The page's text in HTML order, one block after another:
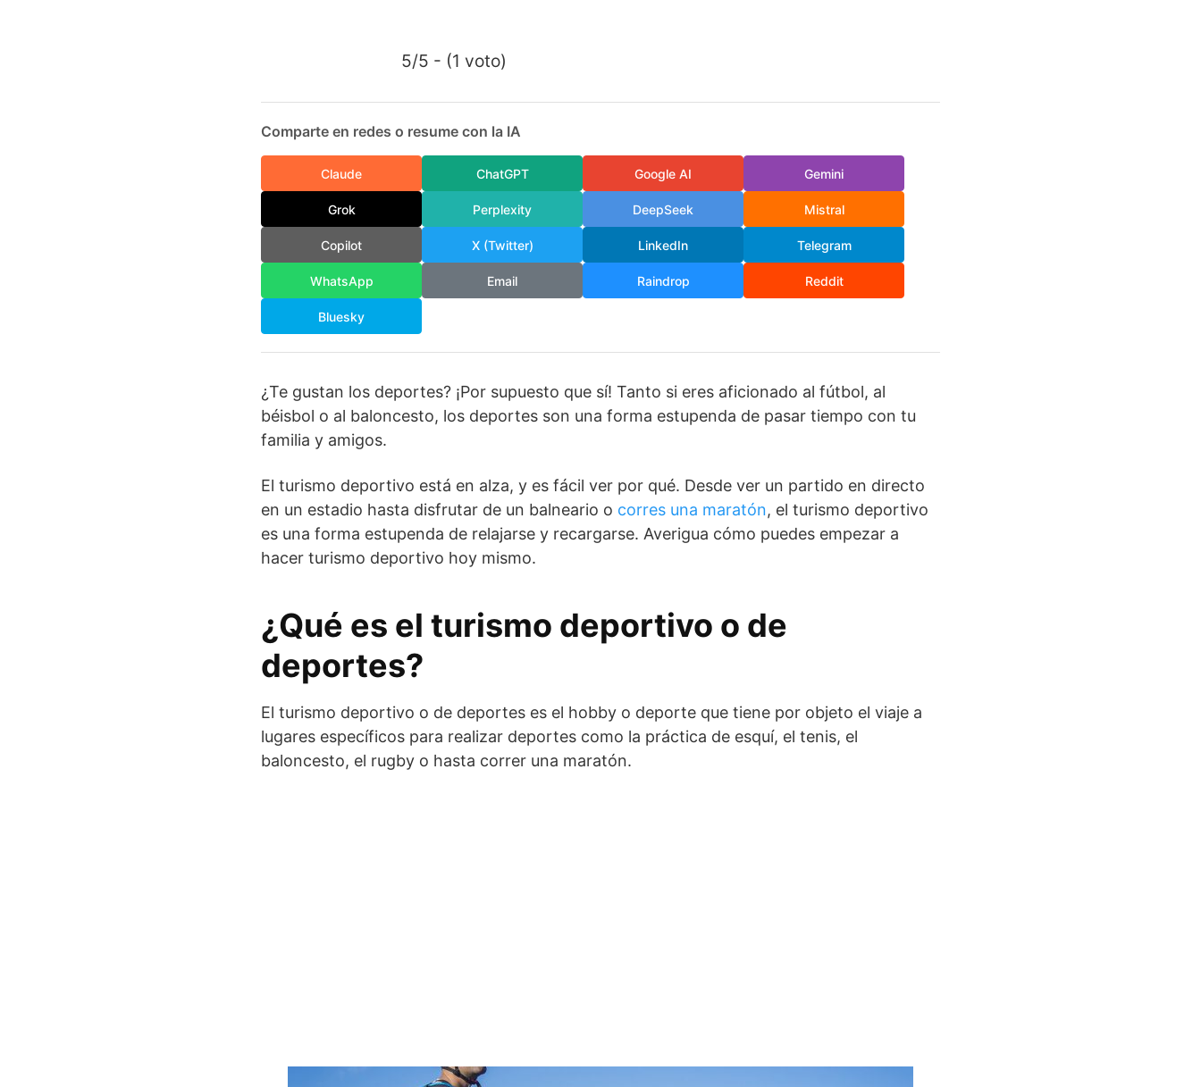
5/5 - (1 voto)
Comparte en redes o resume con la IA
Claude ChatGPT Google AI Gemini
Grok Perplexity DeepSeek Mistral
Copilot X (Twitter) LinkedIn Telegram
WhatsApp Email Raindrop Reddit
Bluesky
¿Te gustan los deportes? ¡Por supuesto que sí! Tanto si eres aficionado al fútbol, al
béisbol o al baloncesto, los deportes son una forma estupenda de pasar tiempo con tu
familia y amigos.
El turismo deportivo está en alza, y es fácil ver por qué. Desde ver un partido en directo
en un estadio hasta disfrutar de un balneario o corres una maratón, el turismo deportivo
es una forma estupenda de relajarse y recargarse. Averigua cómo puedes empezar a
hacer turismo deportivo hoy mismo.
¿Qué es el turismo deportivo o de
deportes?
El turismo deportivo o de deportes es el hobby o deporte que tiene por objeto el viaje a
lugares específicos para realizar deportes como la práctica de esquí, el tenis, el
baloncesto, el rugby o hasta correr una maratón.